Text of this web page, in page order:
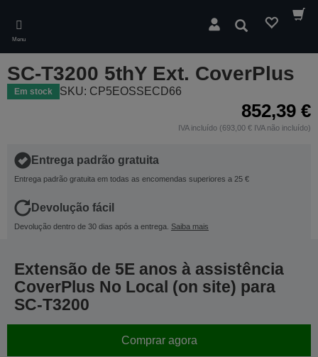
main
content
Menu
Pesquisar
SC-T3200 5thY Ext. CoverPlus
Em stock SKU: CP5EOSSECD66
852,39 €
IVA incluído (693,00 € IVA não incluído)
Entrega padrão gratuita
Entrega padrão gratuita em todas as encomendas superiores a 25 €
Devolução fácil
Devolução dentro de 30 dias após a entrega. Saiba mais
Extensão de 5E anos à assistência
CoverPlus No Local (on site) para
SC-T3200
Comprar agora